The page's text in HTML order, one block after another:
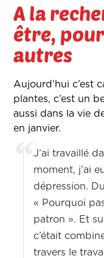
A la
être,
autres
Aujourd’hui c’est
plantes, c’est un
aussi dans la vie
en janvier.
J’ai travaillé
moment, j’ai
dépression.
« Pourquoi
patron ». Et
c’était
travers le